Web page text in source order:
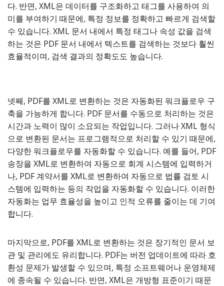
다. 반면, XML은 데이터를 구조화하고 태그를 사용하여 의
미를 부여하기 때문에, 특정 정보를 정확하고 빠르게 검색할
수 있습니다. XML 문서 내에서 특정 태그나 속성 값을 검색
하는 것은 PDF 문서 내에서 텍스트를 검색하는 것보다 훨씬
효율적이며, 검색 결과의 정확도도 높습니다.
넷째, PDF를 XML로 변환하는 것은 자동화된 워크플로우 구
축을 가능하게 합니다. PDF 문서를 수동으로 처리하는 것은
시간과 노력이 많이 소요되는 작업입니다. 그러나 XML 형식
으로 변환된 문서는 프로그램적으로 처리할 수 있기 때문에,
다양한 워크플로우를 자동화할 수 있습니다. 예를 들어, PDF
송장을 XML로 변환하여 자동으로 회계 시스템에 입력하거
나, PDF 계약서를 XML로 변환하여 자동으로 법률 검토 시
스템에 입력하는 등의 작업을 자동화할 수 있습니다. 이러한
자동화는 업무 효율성을 높이고 인적 오류를 줄이는 데 기여
합니다.
마지막으로, PDF를 XML로 변환하는 것은 장기적인 문서 보
관 및 관리에도 유리합니다. PDF는 버전 업데이트에 따라 호
환성 문제가 발생할 수 있으며, 특정 소프트웨어나 운영체제
에 종속될 수 있습니다. 반면, XML은 개방형 표준이기 때문